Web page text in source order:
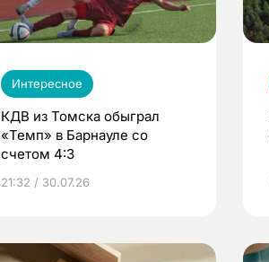
Интересное
КДВ из Томска обыграл
«Темп» в Барнауле со
счетом 4:3
21:32 / 30.07.26